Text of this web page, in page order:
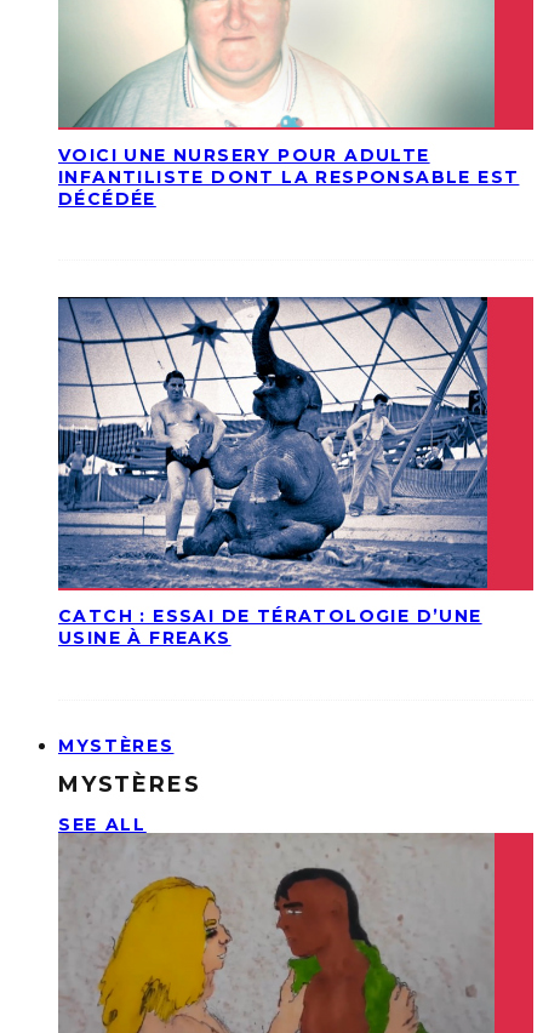
VOICI UNE NURSERY POUR ADULTE
INFANTILISTE DONT LA RESPONSABLE EST
DÉCÉDÉE
CATCH : ESSAI DE TÉRATOLOGIE D’UNE
USINE À FREAKS
MYSTÈRES
MYSTÈRES
SEE ALL